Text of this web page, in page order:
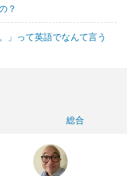
？
」って英語でなんて言う
総合